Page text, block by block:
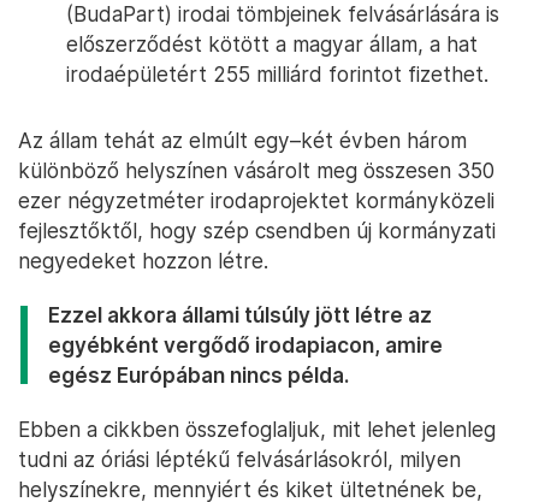
(BudaPart) irodai tömbjeinek felvásárlására is
előszerződést kötött a magyar állam, a hat
irodaépületért 255 milliárd forintot fizethet.
Az állam tehát az elmúlt egy–két évben három
különböző helyszínen vásárolt meg összesen 350
ezer négyzetméter irodaprojektet kormányközeli
fejlesztőktől, hogy szép csendben új kormányzati
negyedeket hozzon létre.
Ezzel akkora állami túlsúly jött létre az
egyébként vergődő irodapiacon, amire
egész Európában nincs példa.
Ebben a cikkben összefoglaljuk, mit lehet jelenleg
tudni az óriási léptékű felvásárlásokról, milyen
helyszínekre, mennyiért és kiket ültetnének be,